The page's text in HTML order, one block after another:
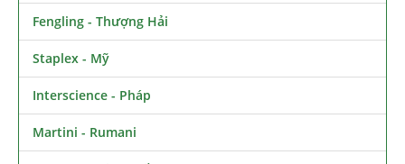
Fengling - Thượng Hải
Staplex - Mỹ
Interscience - Pháp
Martini - Rumani